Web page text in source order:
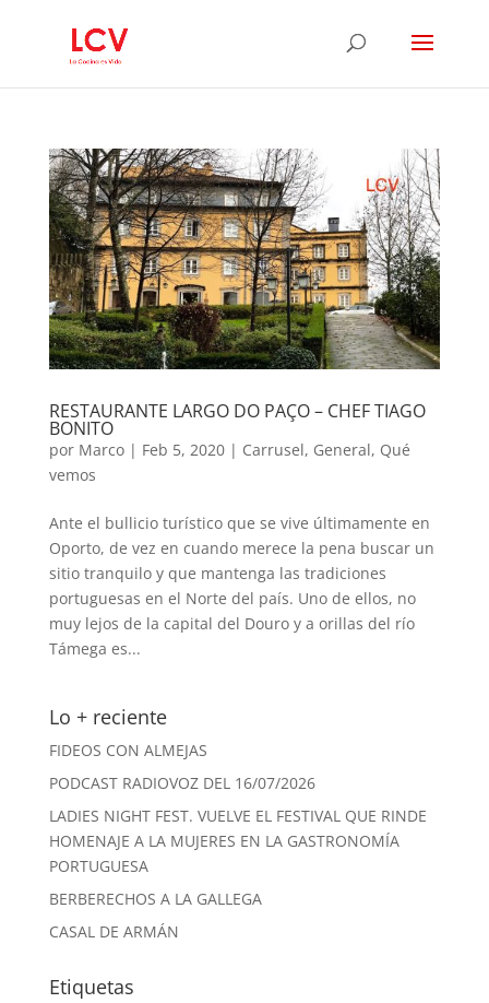
RESTAURANTE LARGO DO PAÇO – CHEF TIAGO
BONITO
por Marco| Feb 5, 2020| Carrusel, General, Qué
vemos
Ante el bullicio turístico que se vive últimamente en
Oporto, de vez en cuando merece la pena buscar un
sitio tranquilo y que mantenga las tradiciones
portuguesas en el Norte del país. Uno de ellos, no
muy lejos de la capital del Douro y a orillas del río
Támega es...
Lo + reciente
FIDEOS CON ALMEJAS
PODCAST RADIOVOZ DEL 16/07/2026
LADIES NIGHT FEST. VUELVE EL FESTIVAL QUE RINDE
HOMENAJE A LA MUJERES EN LA GASTRONOMÍA
PORTUGUESA
BERBERECHOS A LA GALLEGA
CASAL DE ARMÁN
Etiquetas